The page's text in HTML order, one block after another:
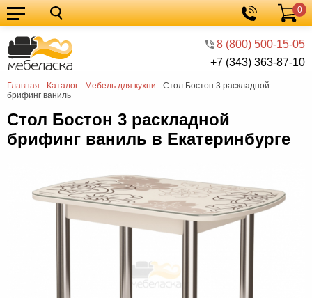
8 (800) 500-15-05
+7 (343) 363-87-10
Корзина
0
Главная - Каталог - Мебель для кухни - Стол Бостон 3 раскладной
брифинг ваниль
Кухонные
гарнитуры
Мебель
для
кухни
Мебель
для
спальни
Кровати
Шкафы
Диваны
мебель
Детская
Стол Бостон 3 раскладной
брифинг ваниль в Екатеринбурге